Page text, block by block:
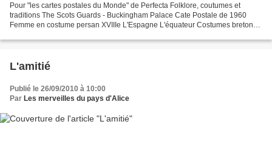
Pour "les cartes postales du Monde" de Perfecta Folklore, coutumes et
traditions The Scots Guards - Buckingham Palace Cate Postale de 1960
Femme en costume persan XVIIIe L'Espagne L'équateur Costumes bretons
L'amitié
Publié le 26/09/2010 à 10:00
Par Les merveilles du pays d'Alice